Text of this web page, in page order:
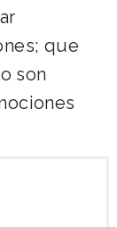
que
son